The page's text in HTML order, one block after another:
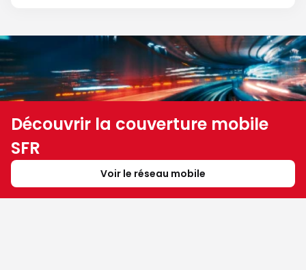
Découvrir la couverture mobile
SFR
Voir le réseau mobile